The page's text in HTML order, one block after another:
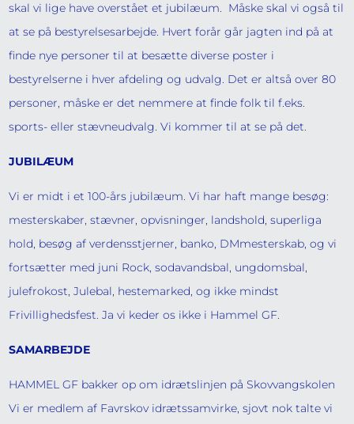
skal vi lige have overstået et jubilæum. Måske skal vi også til
at se på bestyrelsesarbejde. Hvert forår går jagten ind på at
finde nye personer til at besætte diverse poster i
bestyrelserne i hver afdeling og udvalg. Det er altså over 80
personer, måske er det nemmere at finde folk til f.eks.
sports- eller stævneudvalg. Vi kommer til at se på det.
JUBILÆUM
Vi er midt i et 100-års jubilæum. Vi har haft mange besøg:
mesterskaber, stævner, opvisninger, landshold, superliga
hold, besøg af verdensstjerner, banko, DMmesterskab, og vi
fortsætter med juni Rock, sodavandsbal, ungdomsbal,
julefrokost, Julebal, hestemarked, og ikke mindst
Frivillighedsfest. Ja vi keder os ikke i Hammel GF.
SAMARBEJDE
HAMMEL GF bakker op om idrætslinjen på Skovvangskolen
Vi er medlem af Favrskov idrætssamvirke, sjovt nok talte vi